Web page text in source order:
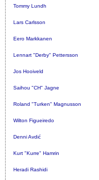
Tommy Lundh
Lars Carlsson
Eero Markkanen
Lennart "Derby" Pettersson
Jos Hooiveld
Saihou "CH" Jagne
Roland "Turken" Magnusson
Wilton Figueiredo
Denni Avdić
Kurt "Kurre" Hamrin
Heradi Rashidi